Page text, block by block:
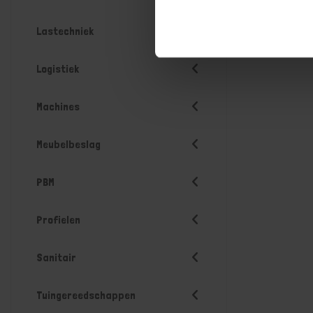
Lastechniek
Logistiek
Machines
Meubelbeslag
PBM
Profielen
Sanitair
Tuingereedschappen